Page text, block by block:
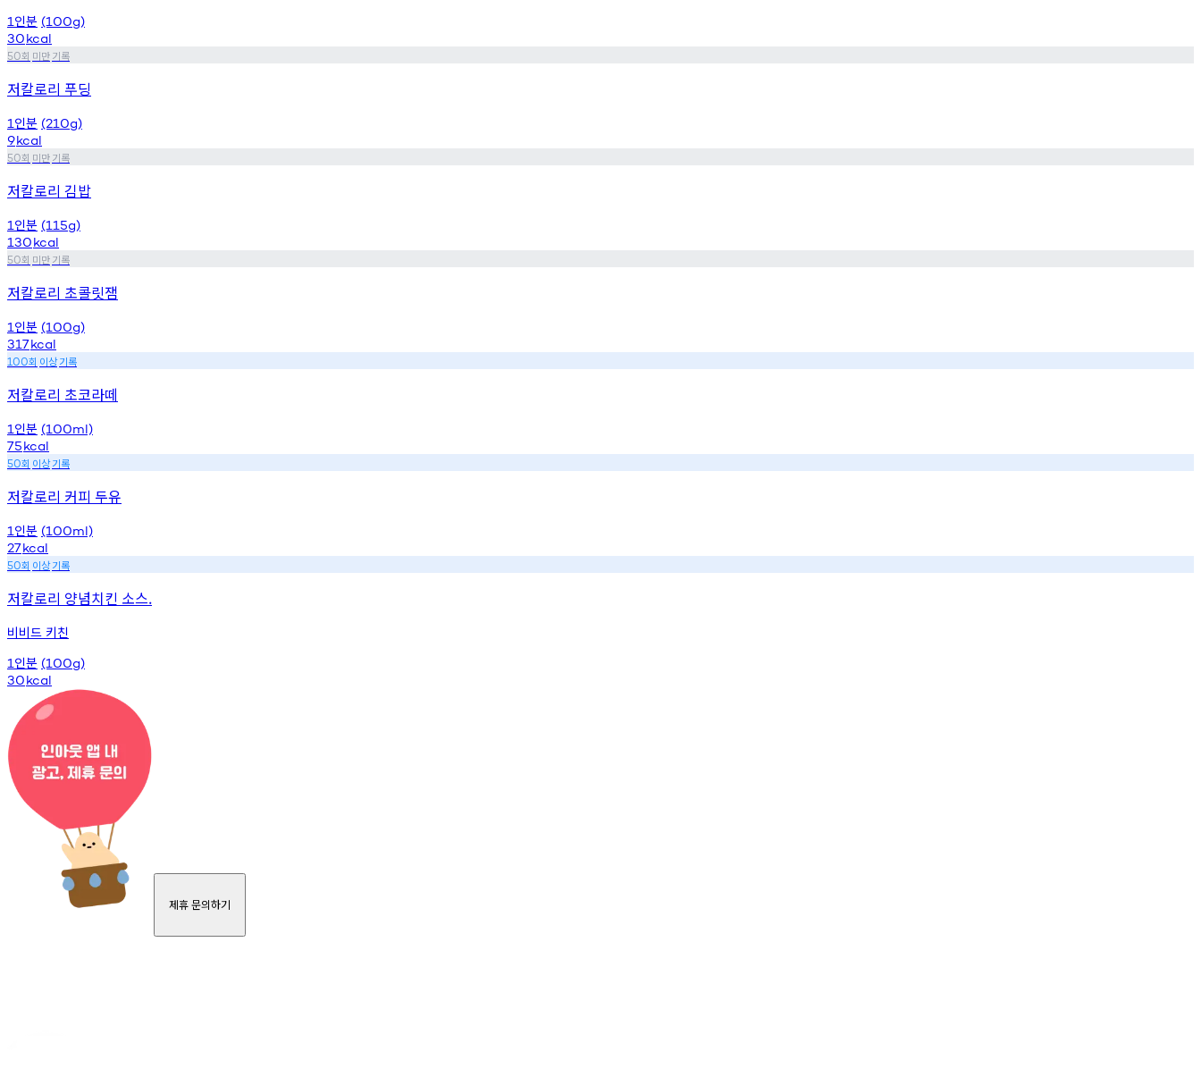
1 인분 (100g)
30kcal
50회 미만기록
저칼로리 푸딩
1 인분 (210g)
9kcal
50회 미만기록
저칼로리 김밥
1 인분 (115g)
130kcal
50회 미만기록
저칼로리 초콜릿잼
1 인분 (100g)
317kcal
100회 이상기록
저칼로리 초코라떼
1 인분 (100ml)
75kcal
50회 이상기록
저칼로리 커피 두유
1 인분 (100ml)
27kcal
50회 이상기록
저칼로리 양념치킨 소스.
비비드 키친
1 인분 (100g)
30kcal
제휴 문의하기